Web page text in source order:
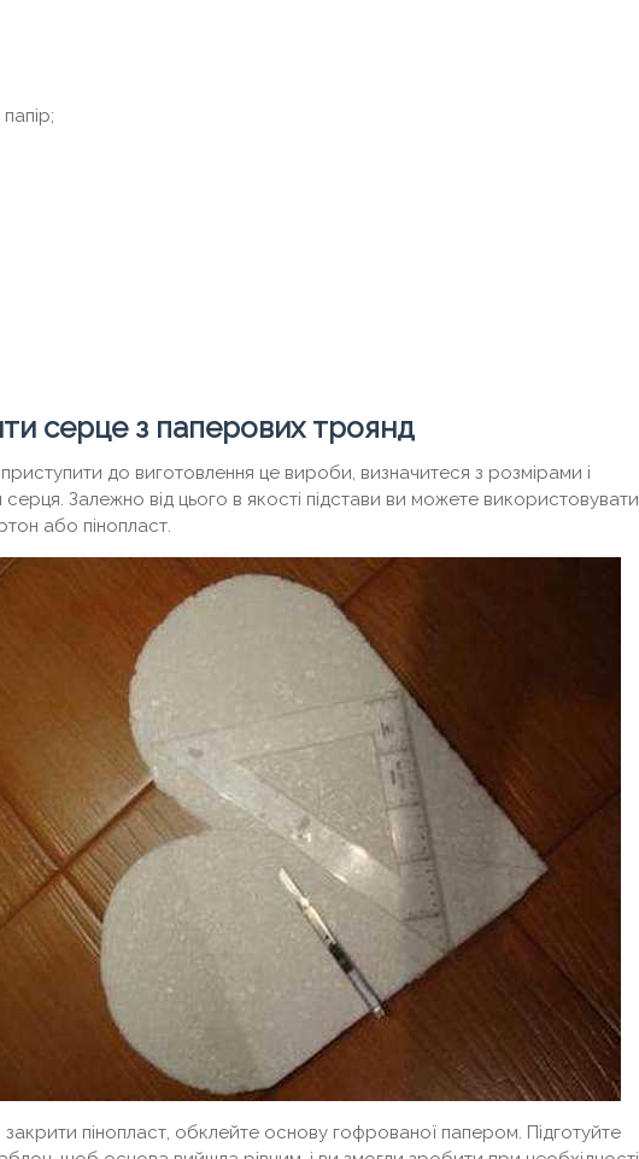
серце з паперових троянд
до виготовлення це вироби, визначитеся з розмірами і
Залежно від цього в якості підстави ви можете використовувати
або пінопласт.
пінопласт, обклейте основу гофрованої папером. Підготуйте